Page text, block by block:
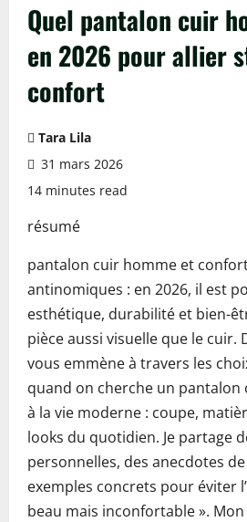
Quel pantalon cuir
en 2026 pour allier
confort
Tara Lila
31 mars 2026
14 minutes read
résumé
pantalon cuir homme et
antinomiques : en 2026, il est
esthétique, durabilité et bien-
pièce aussi visuelle que le cuir.
vous emmène à travers les
quand on cherche un
à la vie moderne : coupe,
looks du quotidien. Je partage
personnelles, des anecdotes
exemples concrets pour éviter
beau mais inconfortable ».